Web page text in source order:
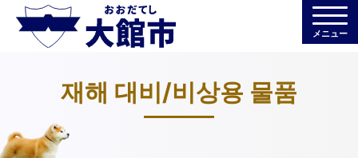
メニュー
재해 대비/비상용 물품